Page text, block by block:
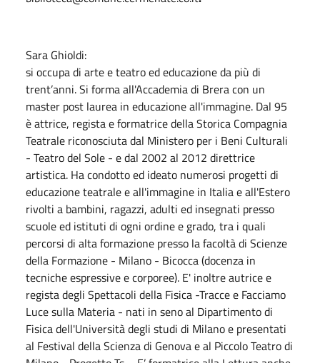
Sara Ghioldi:
si occupa di arte e teatro ed educazione da più di
trent’anni. Si forma all'Accademia di Brera con un
master post laurea in educazione all'immagine. Dal 95
è attrice, regista e formatrice della Storica Compagnia
Teatrale riconosciuta dal Ministero per i Beni Culturali
- Teatro del Sole - e dal 2002 al 2012 direttrice
artistica. Ha condotto ed ideato numerosi progetti di
educazione teatrale e all'immagine in Italia e all'Estero
rivolti a bambini, ragazzi, adulti ed insegnati presso
scuole ed istituti di ogni ordine e grado, tra i quali
percorsi di alta formazione presso la facoltà di Scienze
della Formazione - Milano - Bicocca (docenza in
tecniche espressive e corporee). E' inoltre autrice e
regista degli Spettacoli della Fisica -Tracce e Facciamo
Luce sulla Materia - nati in seno al Dipartimento di
Fisica dell'Università degli studi di Milano e presentati
al Festival della Scienza di Genova e al Piccolo Teatro di